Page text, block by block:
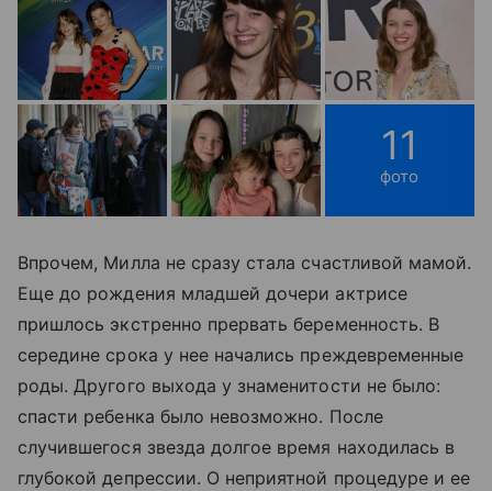
11
фото
Впрочем, Милла не сразу стала счастливой мамой.
Еще до рождения младшей дочери актрисе
пришлось экстренно прервать беременность. В
середине срока у нее начались преждевременные
роды. Другого выхода у знаменитости не было:
спасти ребенка было невозможно. После
случившегося звезда долгое время находилась в
глубокой депрессии. О неприятной процедуре и ее